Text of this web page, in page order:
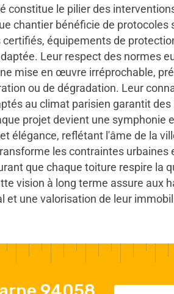
constitue le pilier des
chantier bénéficie de protocoles
équipements de
Leur respect des normes
mise en œuvre irréprochable,
ou de dégradation. Leur
au climat parisien garantit
projet devient une symphonie
élégance, reflétant l'âme de la
les contraintes urbaines
que chaque toiture respire la
vision à long terme assure aux
et une valorisation de leur